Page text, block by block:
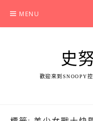
content
MENU
史
歡迎來到SNOOPY